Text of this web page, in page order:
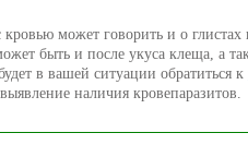
может говорить и о глистах
быть и после укуса клеща, а
в вашей ситуации обратиться к
наличия кровепаразитов.